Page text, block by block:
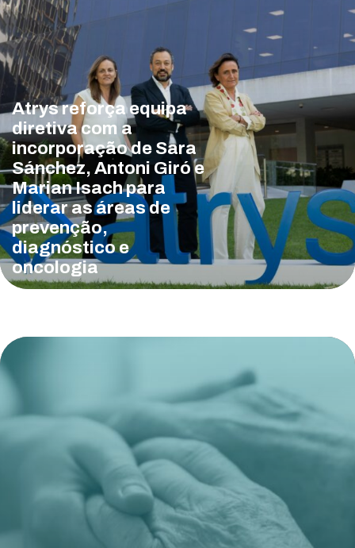
Atrys reforça equipa
diretiva com a
incorporação de Sara
Sánchez, Antoni Giró e
Marian Isach para
liderar as áreas de
prevenção,
diagnóstico e
oncologia